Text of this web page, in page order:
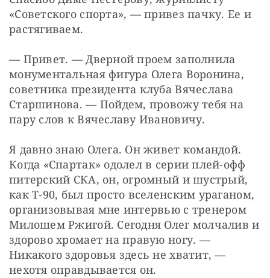
«Советского спорта», — привез пачку. Ее и
растягиваем.
— Привет. — Дверной проем заполнила
монументальная фигура Олега Воронина,
советника президента клуба Вячеслава
Старшинова. — Пойдем, провожу тебя на
пару слов к Вячеславу Ивановичу.
Я давно знаю Олега. Он живет командой.
Когда «Спартак» одолел в серии плей-офф
питерский СКА, он, огромный и шустрый,
как Т-90, был просто вселенским ураганом,
организовывая мне интервью с тренером
Милошем Ржигой. Сегодня Олег молчалив и
здорово хромает на правую ногу. —
Никакого здоровья здесь не хватит, —
нехотя оправдывается он.